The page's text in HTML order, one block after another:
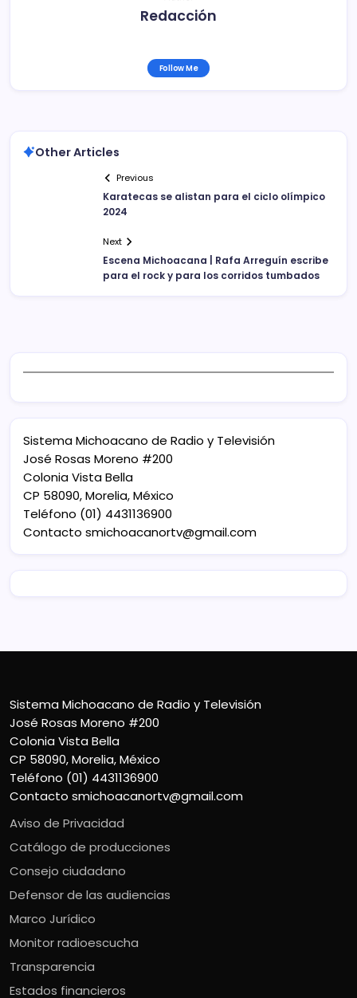
Redacción
Follow Me
Other Articles
Previous
Karatecas se alistan para el ciclo olímpico
2024
Next
Escena Michoacana | Rafa Arreguín escribe
para el rock y para los corridos tumbados
Sistema Michoacano de Radio y Televisión
José Rosas Moreno #200
Colonia Vista Bella
CP 58090, Morelia, México
Teléfono (01) 4431136900
Contacto smichoacanortv@gmail.com
Sistema Michoacano de Radio y Televisión
José Rosas Moreno #200
Colonia Vista Bella
CP 58090, Morelia, México
Teléfono (01) 4431136900
Contacto smichoacanortv@gmail.com
Aviso de Privacidad
Catálogo de producciones
Consejo ciudadano
Defensor de las audiencias
Marco Jurídico
Monitor radioescucha
Transparencia
Estados financieros